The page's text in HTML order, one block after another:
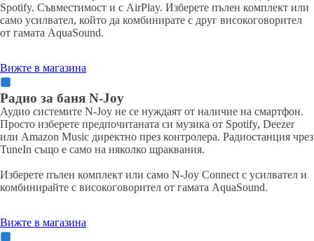
Spotify. Съвместимост и с AirPlay. Изберете пълен комплект или
само усилвател, който да комбинирате с друг високоговорител
от гамата AquaSound.
Вижте в магазина
Радио за баня N-Joy
Аудио системите N-Joy не се нуждаят от наличие на смартфон.
Просто изберете предпочитаната си музика от Spotify, Deezer
или Amazon Music директно през контролера. Радиостанция чрез
TuneIn също е само на няколко щраквания.
Изберете пълен комплект или само N-Joy Connect с усилвател и
комбинирайте с високоговорител от гамата AquaSound.
Вижте в магазина